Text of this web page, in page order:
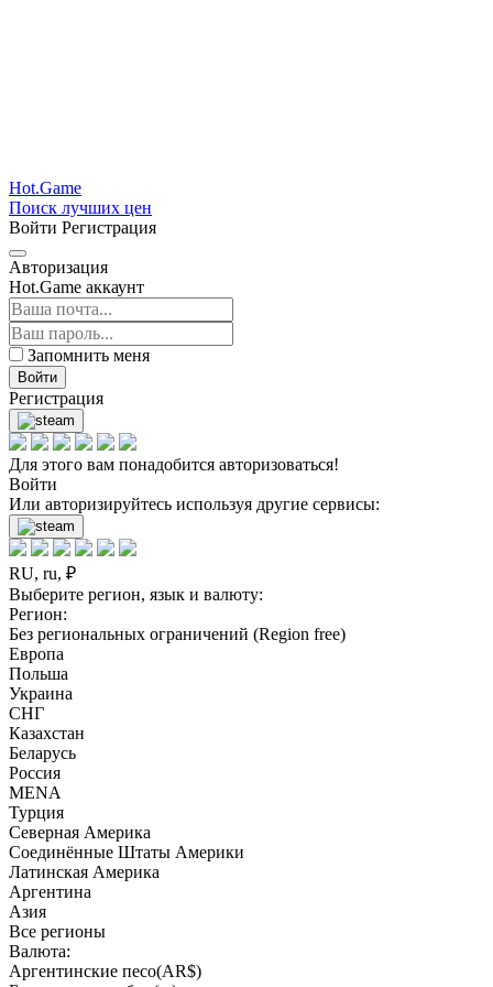
Hot.Game
Поиск лучших цен
Войти Регистрация
Авторизация
Hot.Game аккаунт
Запомнить меня
Войти
Регистрация
Для этого вам понадобится авторизоваться!
Войти
Или авторизируйтесь используя другие сервисы:
RU, ru, ₽
Выберите регион, язык и валюту:
Регион:
Без региональных ограничений (Region free)
Европа
Польша
Украина
СНГ
Казахстан
Беларусь
Россия
MENA
Турция
Северная Америка
Соединённые Штаты Америки
Латинская Америка
Аргентина
Азия
Все регионы
Валюта:
Аргентинские песо(AR$)